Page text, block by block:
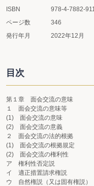
ISBN
978-4-7882-
ページ数
346
発行年月
2022年12月
目次
第１章 面会交流の意味
１ 面会交流の意味等
(1) 面会交流の意味
(2) 面会交流の意義
２ 面会交流の法的根拠
(1) 面会交流の根拠規定
(2) 面会交流の権利性
ア 権利性否定説
イ 適正措置請求権説
ウ 自然権説（又は固有権説）